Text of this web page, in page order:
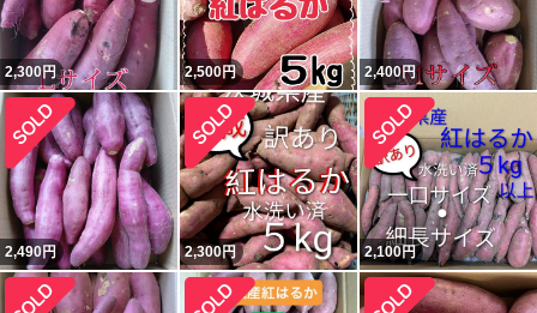
2,300円 2,500円 2,400円
2,490円 2,300円 2,100円